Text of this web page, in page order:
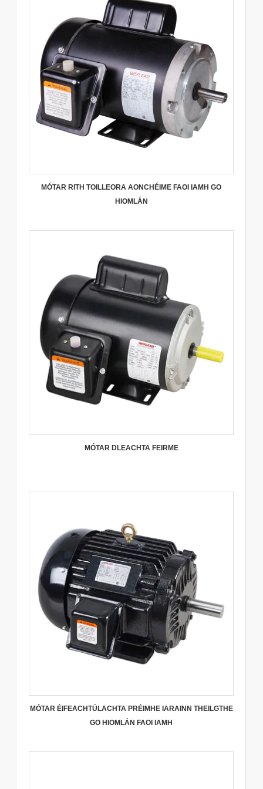
MÓTAR RITH TOILLEORA AONCHÉIME FAOI IAMH GO
HIOMLÁN
MÓTAR DLEACHTA FEIRME
MÓTAR ÉIFEACHTÚLACHTA PRÉIMHE IARAINN THEILGTHE
GO HIOMLÁN FAOI IAMH